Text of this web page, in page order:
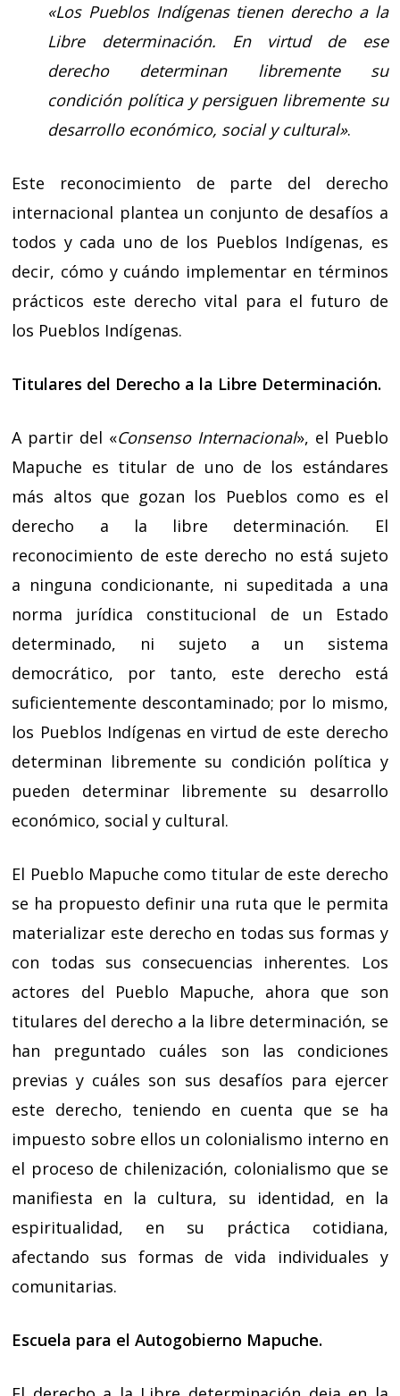
«Los Pueblos Indígenas tienen derecho a la
Libre determinación. En virtud de ese
derecho determinan libremente su
condición política y persiguen libremente su
desarrollo económico, social y cultural».
Este reconocimiento de parte del derecho
internacional plantea un conjunto de desafíos a
todos y cada uno de los Pueblos Indígenas, es
decir, cómo y cuándo implementar en términos
prácticos este derecho vital para el futuro de
los Pueblos Indígenas.
Titulares del Derecho a la Libre Determinación.
A partir del «Consenso Internacional», el Pueblo
Mapuche es titular de uno de los estándares
más altos que gozan los Pueblos como es el
derecho a la libre determinación. El
reconocimiento de este derecho no está sujeto
a ninguna condicionante, ni supeditada a una
norma jurídica constitucional de un Estado
determinado, ni sujeto a un sistema
democrático, por tanto, este derecho está
suficientemente descontaminado; por lo mismo,
los Pueblos Indígenas en virtud de este derecho
determinan libremente su condición política y
pueden determinar libremente su desarrollo
económico, social y cultural.
El Pueblo Mapuche como titular de este derecho
se ha propuesto definir una ruta que le permita
materializar este derecho en todas sus formas y
con todas sus consecuencias inherentes. Los
actores del Pueblo Mapuche, ahora que son
titulares del derecho a la libre determinación, se
han preguntado cuáles son las condiciones
previas y cuáles son sus desafíos para ejercer
este derecho, teniendo en cuenta que se ha
impuesto sobre ellos un colonialismo interno en
el proceso de chilenización, colonialismo que se
manifiesta en la cultura, su identidad, en la
espiritualidad, en su práctica cotidiana,
afectando sus formas de vida individuales y
comunitarias.
Escuela para el Autogobierno Mapuche.